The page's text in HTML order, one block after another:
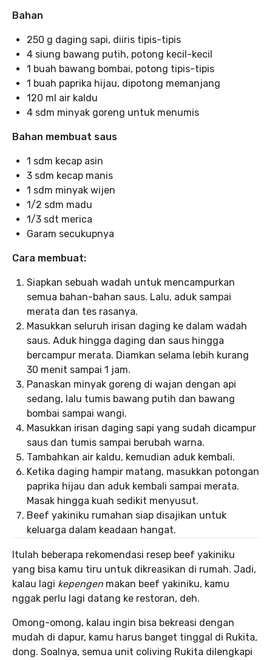
Bahan
250 g daging sapi, diiris tipis-tipis
4 siung bawang putih, potong kecil-kecil
1 buah bawang bombai, potong tipis-tipis
1 buah paprika hijau, dipotong memanjang
120 ml air kaldu
4 sdm minyak goreng untuk menumis
Bahan membuat saus
1 sdm kecap asin
3 sdm kecap manis
1 sdm minyak wijen
1/2 sdm madu
1/3 sdt merica
Garam secukupnya
Cara membuat:
Siapkan sebuah wadah untuk mencampurkan
semua bahan-bahan saus. Lalu, aduk sampai
merata dan tes rasanya.
Masukkan seluruh irisan daging ke dalam wadah
saus. Aduk hingga daging dan saus hingga
bercampur merata. Diamkan selama lebih kurang
30 menit sampai 1 jam.
Panaskan minyak goreng di wajan dengan api
sedang, lalu tumis bawang putih dan bawang
bombai sampai wangi.
Masukkan irisan daging sapi yang sudah dicampur
saus dan tumis sampai berubah warna.
Tambahkan air kaldu, kemudian aduk kembali.
Ketika daging hampir matang, masukkan potongan
paprika hijau dan aduk kembali sampai merata.
Masak hingga kuah sedikit menyusut.
Beef yakiniku rumahan siap disajikan untuk
keluarga dalam keadaan hangat.
Itulah beberapa rekomendasi resep beef yakiniku
yang bisa kamu tiru untuk dikreasikan di rumah. Jadi,
kalau lagi kepengen makan beef yakiniku, kamu
nggak perlu lagi datang ke restoran, deh.
Omong-omong, kalau ingin bisa bekreasi dengan
mudah di dapur, kamu harus banget tinggal di Rukita,
dong. Soalnya, semua unit coliving Rukita dilengkapi